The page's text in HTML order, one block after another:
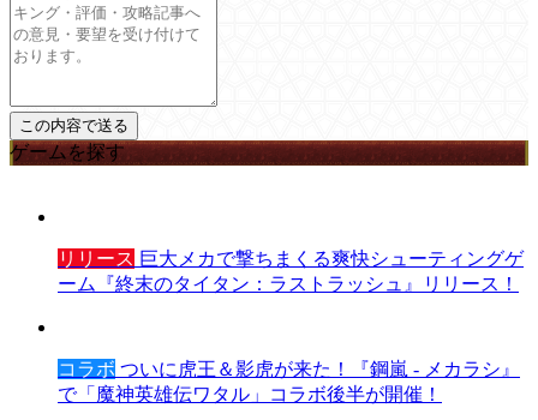
ゲームを探す
リリース 巨大メカで撃ちまくる爽快シューティングゲ
ーム『終末のタイタン：ラストラッシュ』リリース！
コラボ ついに虎王＆影虎が来た！『鋼嵐 - メカラシ』
で「魔神英雄伝ワタル」コラボ後半が開催！